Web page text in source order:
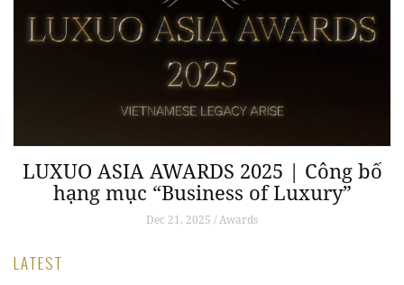
LUXUO ASIA AWARDS 2025 | Công bố
hạng mục “Business of Luxury”
Dec 21, 2025 / Awards
LATEST